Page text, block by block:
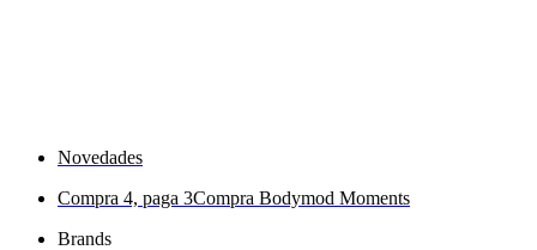
Novedades
Compra 4, paga 3Compra Bodymod Moments
Brands